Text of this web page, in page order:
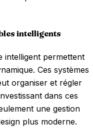
intelligents
intelligent permettent
Ces systèmes
organiser et régler
dans ces
une gestion
plus moderne.